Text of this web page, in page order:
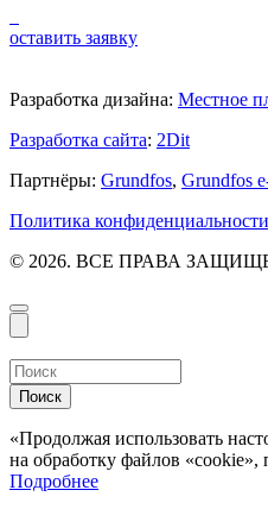
оставить заявку
Разработка дизайна: Местное
Разработка сайта: 2Dit
Партнёры: Grundfos, Grundfos
Политика конфиденциальности
© 2026. ВСЕ ПРАВА
Поиск
«Продолжая использовать
на обработку файлов
Подробнее